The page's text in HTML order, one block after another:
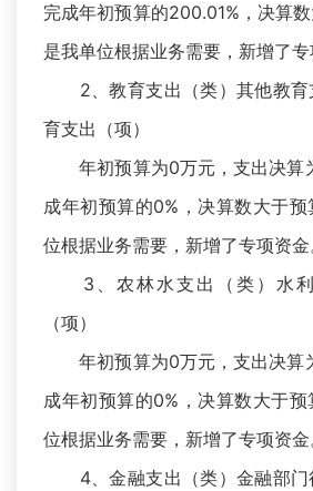
完成年初预算的200.01%，决算
是我单位根据业务需要，新增了专
2、教育支出（类）其他教育
育支出（项）
年初预算为0万元，支出决算
成年初预算的0%，决算数大于
位根据业务需要，新增了专项资金
3、农林水支出（类）水利
（项）
年初预算为0万元，支出决算
成年初预算的0%，决算数大于
位根据业务需要，新增了专项资金
4、金融支出（类）金融部门